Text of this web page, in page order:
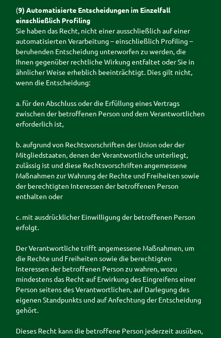
(9) Automatisierte Entscheidungen im Einzelfall
einschließlich Profiling
Sie haben das Recht, nicht einer ausschließlich auf einer
automatisierten Verarbeitung – einschließlich Profiling –
beruhenden Entscheidung unterworfen zu werden, die
Ihnen gegenüber rechtliche Wirkung entfaltet oder Sie in
ähnlicher Weise erheblich beeinträchtigt. Dies gilt nicht,
wenn die Entscheidung:
a. für den Abschluss oder die Erfüllung eines Vertrags
zwischen der betroffenen Person und dem Verantwortlichen
erforderlich ist,
b. aufgrund von Rechtsvorschriften der Union oder der
Mitgliedstaaten, denen der Verantwortliche unterliegt,
zulässig ist und diese Rechtsvorschriften angemessene
Maßnahmen zur Wahrung der Rechte und Freiheiten sowie
der berechtigten Interessen der betroffenen Person
enthalten oder
c. mit ausdrücklicher Einwilligung der betroffenen Person
erfolgt.
Der Verantwortliche trifft angemessene Maßnahmen, um
die Rechte und Freiheiten sowie die berechtigten
Interessen der betroffenen Person zu wahren, wozu
mindestens das Recht auf Erwirkung des Eingreifens einer
Person seitens des Verantwortlichen, auf Darlegung des
eigenen Standpunkts und auf Anfechtung der Entscheidung
gehört.
Dieses Recht kann die betroffene Person jederzeit ausüben,